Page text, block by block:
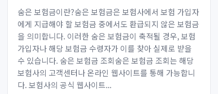
숨은 보험금이란?숨은 보험금은 보험사에서 보험 가입자
에게 지급해야 할 보험금 중에서도 환급되지 않은 보험금
을 의미합니다. 이러한 숨은 보험금이 축적될 경우, 보험
가입자나 해당 보험금 수령자가 이를 찾아 실제로 받을
수 있습니다. 숨은 보험금 조회숨은 보험금 조회는 해당
보험사의 고객센터나 온라인 웹사이트를 통해 가능합니
다. 보험사의 공식 웹사이트...